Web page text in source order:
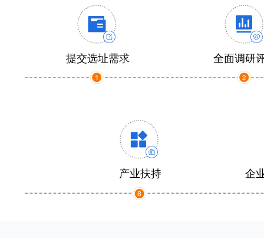
提交选址需求 全面调研
产业扶持 企